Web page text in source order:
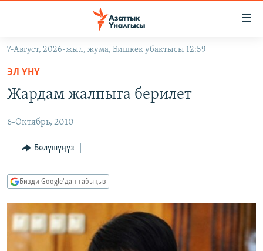
Навигацияга
өтүңүз
Издөөгө
салыңызКЫРГЫЗСТАН
САЯСАТ
ЭКОНОМИКА
ДҮЙНӨ
ДҮЙНӨ
БОРБОР АЗИЯ
УКРАИНА
АТАЙЫН ИЛИКТӨӨ
БҮГҮН АЗАТТЫКТА
ЭКСПЕРТТЕР ТАЛДАЙТ
БИЗ ЖАНА ДҮЙНӨ
ПОДКАСТ
ӨЗГӨЧӨ ПИКИР
Русский
7-Август, 2026-жыл, жума, Бишкек убактысы 12:59
ЭЛ ҮНҮ
Жардам жалпыга берилет
6-Октябрь, 2010
Бөлүшүңүз
Бизди Google'дан табыңыз